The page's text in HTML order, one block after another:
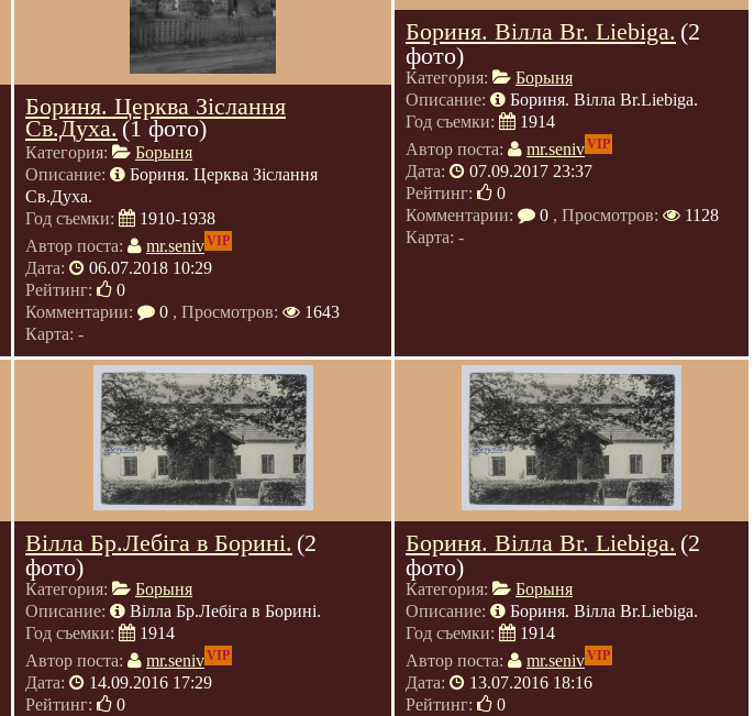
Бориня. Церква Зіслання
Св.Духа.(1 фото)
Категория:
Борыня
Описание:
Бориня. Церква Зіслання
Св.Духа.
Год съемки:
1910-1938
Автор поста:
mr.senivVIP
Дата:
06.07.2018 10:29
Рейтинг:
0
Комментарии:
0 , Просмотров:
1643
Карта: -
Бориня. Вілла Br. Liebiga. (2
фото)
Категория:
Борыня
Описание:
Бориня. Вілла Br.Liebiga.
Год съемки:
1914
Автор поста:
mr.senivVIP
Дата:
07.09.2017 23:37
Рейтинг:
0
Комментарии:
0 , Просмотров:
1128
Карта: -
Вілла Бр.Лебіга в Борині. (2
фото)
Категория:
Борыня
Описание:
Вілла Бр.Лебіга в Борині.
Год съемки:
1914
Автор поста:
mr.senivVIP
Дата:
14.09.2016 17:29
Рейтинг:
0
Бориня. Вілла Br. Liebiga. (2
фото)
Категория:
Борыня
Описание:
Бориня. Вілла Br.Liebiga.
Год съемки:
1914
Автор поста:
mr.senivVIP
Дата:
13.07.2016 18:16
Рейтинг:
0